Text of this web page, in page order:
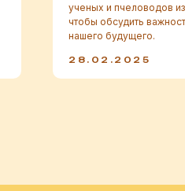
ученых и пчеловодов
чтобы обсудить
нашего будущего.
28.02.2025